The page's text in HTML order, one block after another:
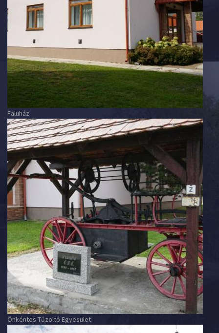
Faluház
Önkéntes Tűzoltó Egyesület